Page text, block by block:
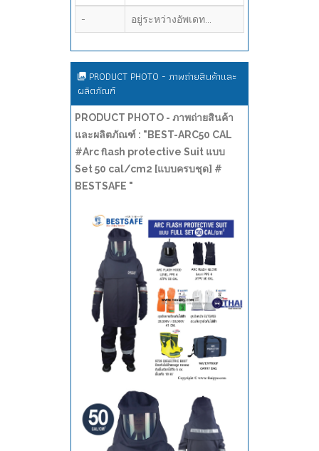
- อยู่ระหว่างอัพเดท...
PRODUCT PHOTO - ภาพถ่ายสินค้าและ
ผลิตภัณฑ์
PRODUCT PHOTO - ภาพถ่ายสินค้า
และผลิตภัณฑ์ : "BEST-ARC50 CAL
#Arc flash protective Suit แบบ
Set 50 cal/cm2 [แบบครบชุด] #
BESTSAFE "